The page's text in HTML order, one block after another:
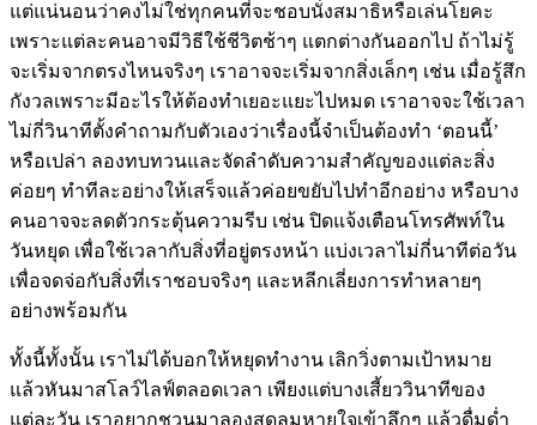
แต่แน่นอนว่าคงไม่ใช่ทุกคนที่จะชอบนั่งสมาธิหรือเล่นโยคะ
เพราะแต่ละคนอาจมีวิธีใช้ชีวิตช้าๆ แตกต่างกันออกไป ถ้าไม่รู้
จะเริ่มจากตรงไหนจริงๆ เราอาจจะเริ่มจากสิ่งเล็กๆ เช่น เมื่อรู้สึก
กังวลเพราะมีอะไรให้ต้องทำเยอะแยะไปหมด เราอาจจะใช้เวลา
ไม่กี่วินาทีตั้งคำถามกับตัวเองว่าเรื่องนี้จำเป็นต้องทำ ‘ตอนนี้’
หรือเปล่า ลองทบทวนและจัดลำดับความสำคัญของแต่ละสิ่ง
ค่อยๆ ทำทีละอย่างให้เสร็จแล้วค่อยขยับไปทำอีกอย่าง หรือบาง
คนอาจจะลดตัวกระตุ้นความรีบ เช่น ปิดแจ้งเตือนโทรศัพท์ใน
วันหยุด เพื่อใช้เวลากับสิ่งที่อยู่ตรงหน้า แบ่งเวลาไม่กี่นาทีต่อวัน
เพื่อจดจ่อกับสิ่งที่เราชอบจริงๆ และหลีกเลี่ยงการทำหลายๆ
อย่างพร้อมกัน
ทั้งนี้ทั้งนั้น เราไม่ได้บอกให้หยุดทำงาน เลิกวิ่งตามเป้าหมาย
แล้วหันมาสโลว์ไลฟ์ตลอดเวลา เพียงแต่บางเสี้ยววินาทีของ
แต่ละวัน เราอยากชวนมาลองสูดลมหายใจเข้าลึกๆ แล้วดื่มด่ำ